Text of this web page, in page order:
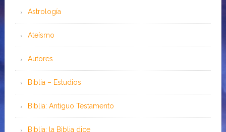
Astrología
Ateísmo
Autores
Biblia – Estudios
Biblia: Antiguo Testamento
Biblia: la Biblia dice